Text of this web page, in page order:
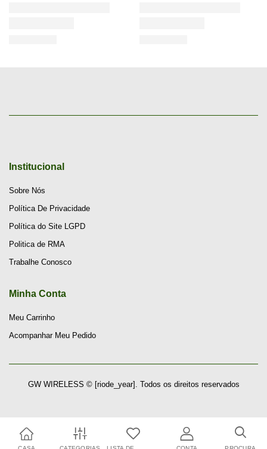
Institucional
Sobre Nós
Política De Privacidade
Política do Site LGPD
Politica de RMA
Trabalhe Conosco
Minha Conta
Meu Carrinho
Acompanhar Meu Pedido
GW WIRELESS © [riode_year]. Todos os direitos reservados